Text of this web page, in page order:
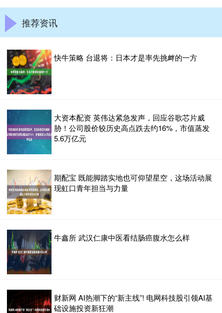
推荐资讯
快牛策略 台退将：日本才是率先挑衅的一方
大资本配资 英伟达紧急发声，回应谷歌芯片威
胁！公司股价较历史高点跌去约16%，市值蒸发
5.6万亿元
期配宝 既能脚踏实地也可仰望星空，这场活动展
现虹口青年担当与力量
牛鑫所 武汉仁康中医看结肠癌腹水怎么样
财新网 AI热潮下的“新主线”! 电网科技股引领AI基
础设施投资新狂潮